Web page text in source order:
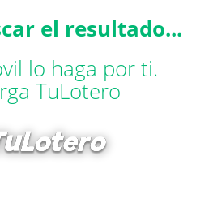
el resultado...
lo haga por ti.
TuLotero